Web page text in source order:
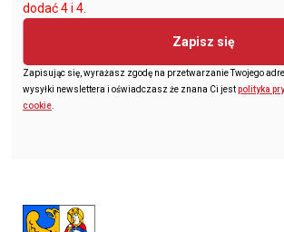
dodać 4 i 4.
Zapisz się
Zapisując się, wyrażasz zgodę na przetwarzanie Twojego
wysyłki newslettera i oświadczasz że znana Ci jestpolityka
cookie.